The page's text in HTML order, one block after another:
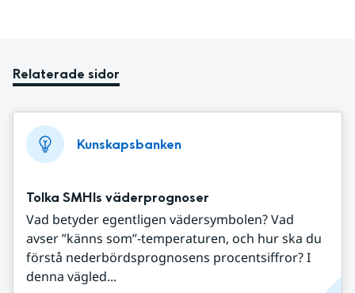
Relaterade sidor
Kunskapsbanken
Tolka SMHIs väderprognoser
Vad betyder egentligen vädersymbolen? Vad
avser ”känns som”-temperaturen, och hur ska du
förstå nederbördsprognosens procentsiffror? I
denna vägled...